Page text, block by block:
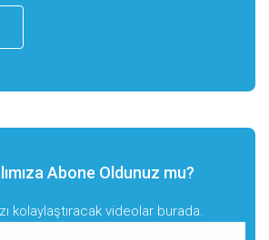
Abone Oldunuz mu?
kolaylaştıracak videolar burada.